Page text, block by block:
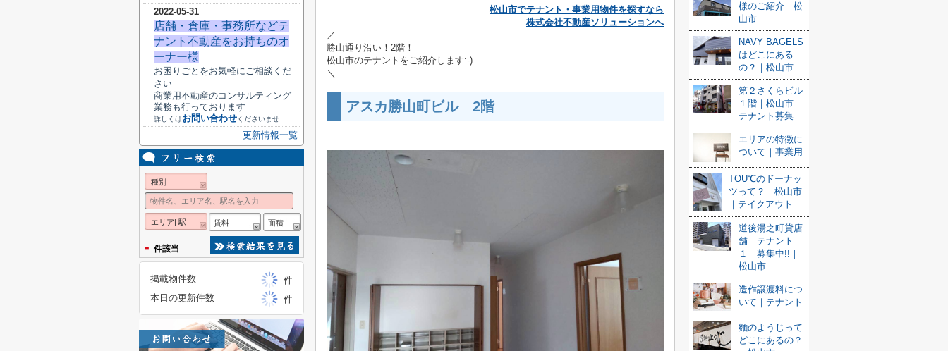
松山市でテナント・事業用物件を探すなら
株式会社不動産ソリューションへ
／
勝山通り沿い！2階！
松山市のテナントをご紹介します:-)
＼
アスカ勝山町ビル 2階
様のご紹介｜松
山市
NAVY BAGELS
はどこにある
の？｜松山市
第２さくらビル
１階｜松山市｜
テナント募集
エリアの特徴に
ついて｜事業用
TOU℃のドーナッ
ツって？｜松山市
｜テイクアウト
道後湯之町貸店
舗 テナント
１ 募集中!!｜
松山市
造作譲渡料につ
いて｜テナント
麵のようじって
どこにあるの？
2022-05-31
店舗・倉庫・事務所などテ
ナント不動産をお持ちのオ
ーナー様
お困りごとをお気軽にご相談くだ
さい
商業用不動産のコンサルティング
業務も行っております
詳しくはお問い合わせくださいませ
更新情報一覧
種別
エリア| 駅 賃料 面積
- 件該当
掲載物件数
件
本日の更新件数
件